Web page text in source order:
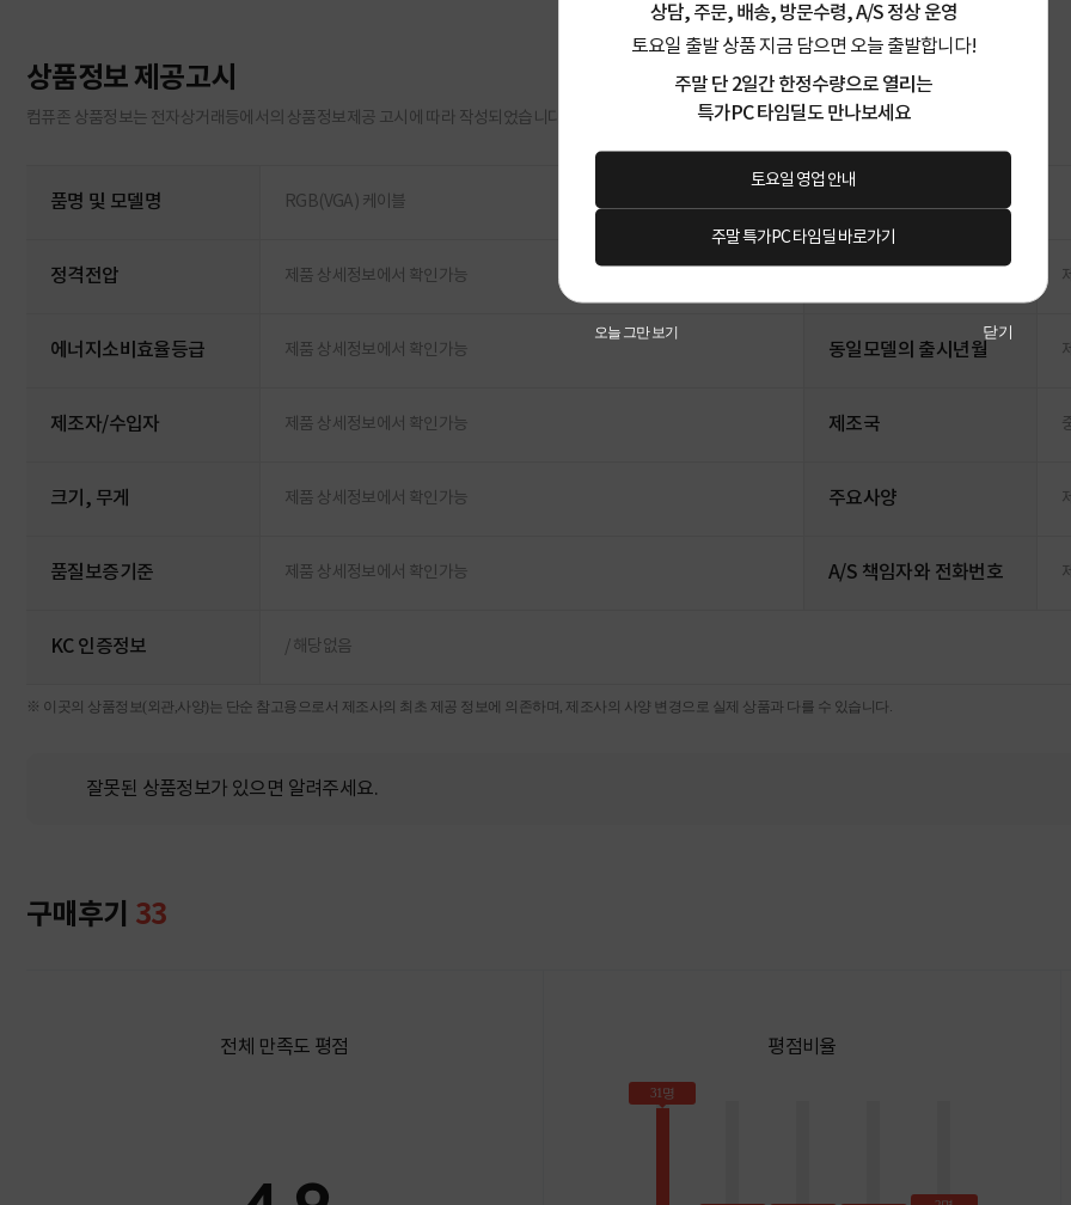
상담, 주문, 배송, 방문수령, A/S 정상 운영
토요일 출발 상품 지금 담으면 오늘 출발합니다!
주말 단 2일간 한정수량으로 열리는
특가PC 타임딜도 만나보세요
토요일 영업 안내
주말 특가PC 타임딜 바로가기
오늘 그만 보기 닫기
상품정보 제공고시
컴퓨존 상품정보는 전자상거래등에서의 상품정보제공 고시에 따라 작성되었습니다.
품명 및 모델명 RGB(VGA) 케이블
정격전압 제품 상세정보에서 확인가능
에너지소비효율등급 제품 상세정보에서 확인가능 동일모델의 출시년월
제조자/수입자 제품 상세정보에서 확인가능 제조국
크기, 무게 제품 상세정보에서 확인가능 주요사양
품질보증기준 제품 상세정보에서 확인가능 A/S 책임자와 전화번호
KC 인증정보 / 해당없음
※ 이곳의 상품정보(외관,사양)는 단순 참고용으로서 제조사의 최초 제공 정보에 의존하며, 제조사의 사양 변경으로 실제 상품과 다를 수 있습니다.
잘못된 상품정보가 있으면 알려주세요.
구매후기 33
전체 만족도 평점 평점비율
31명